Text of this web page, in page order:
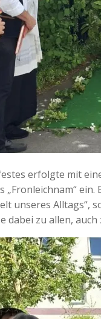
erfolgte mit
„Fronleichnam“
unseres Alltags“,
dabei zu allen,